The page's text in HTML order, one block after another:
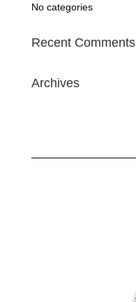
No categories
Recent Comments
Archives